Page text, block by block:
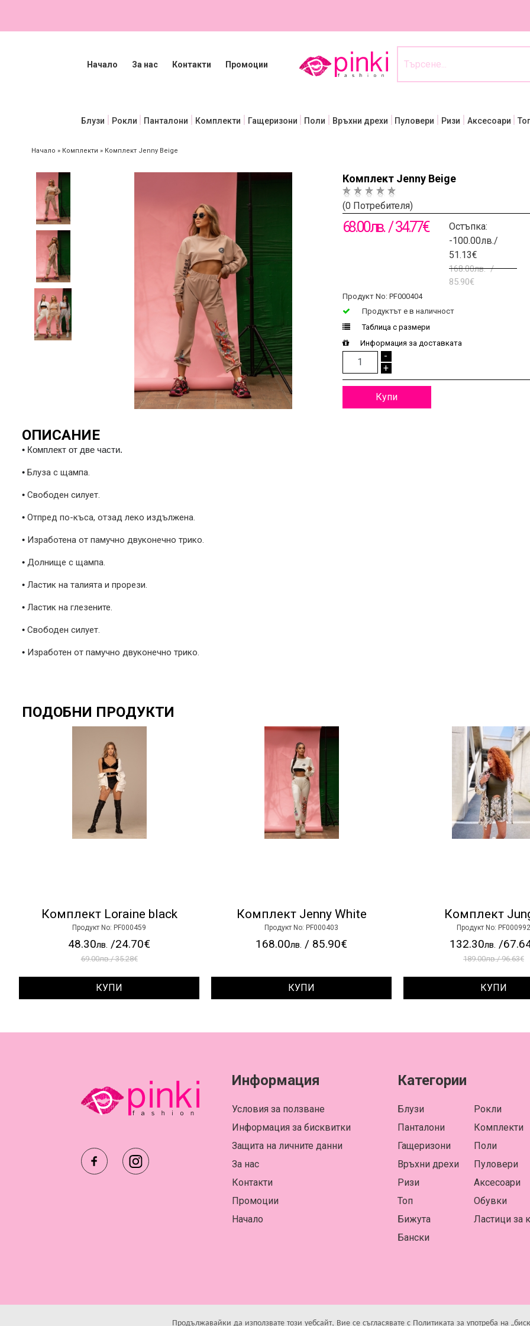
Продължавайки да използвате този уебсайт, Вие се съгласявате с Политиката за употреба на
Начало За нас Контакти Промоции
Блузи Рокли Панталони Комплекти Гащеризони Поли Връхни дрехи Пуловери Ризи Аксесоари
Начало » Комплекти » Комплект Jenny Beige
Комплект Jenny Beige
(0 Потребителя)
68.00лв. / 34.77€
Остъпка:
-100.00лв./
51.13€
168.00лв. /
85.90€
Продукт No: PF000404
Продуктът e в наличност
Таблица с размери
Информация за доставката
+
-
Купи
ОПИСАНИЕ
• Комплект от две части.
• Блуза с щампа.
• Свободен силует.
• Отпред по-къса, отзад леко издължена.
• Изработена от памучно двуконечно трико.
• Долнище с щампа.
• Ластик на талията и прорези.
• Ластик на глезените.
• Свободен силует.
• Изработен от памучно двуконечно трико.
ПОДОБНИ ПРОДУКТИ
Комплект Loraine black
Продукт No: PF000459
48.30лв. /24.70€
69.00лв./ 35.28€
КУПИ
Комплект Jenny White
Продукт No: PF000403
168.00лв. / 85.90€
КУПИ
Комплект
Продукт No: PF000992
132.30лв. /
189.00лв./ 96.63€
КУПИ
Информация
Условия за ползване
Информация за бисквитки
Защита на личните данни
За нас
Контакти
Промоции
Начало
Категории
Блузи
Панталони
Гащеризони
Връхни дрехи
Ризи
Топ
Бижута
Бански
Рокли
Комплекти
Поли
Пуловери
Аксесоари
Обувки
Ластици за